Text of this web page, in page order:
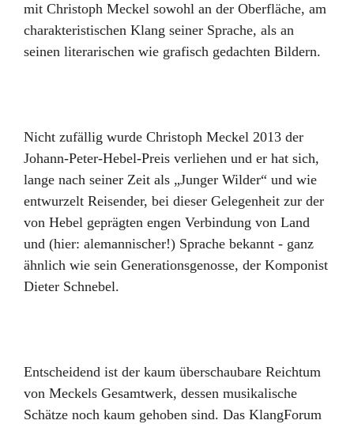
mit Christoph Meckel sowohl an der Oberfläche, am
charakteristischen Klang seiner Sprache, als an
seinen literarischen wie grafisch gedachten Bildern.
Nicht zufällig wurde Christoph Meckel 2013 der
Johann-Peter-Hebel-Preis verliehen und er hat sich,
lange nach seiner Zeit als „Junger Wilder“ und wie
entwurzelt Reisender, bei dieser Gelegenheit zur der
von Hebel geprägten engen Verbindung von Land
und (hier: alemannischer!) Sprache bekannt - ganz
ähnlich wie sein Generationsgenosse, der Komponist
Dieter Schnebel.
Entscheidend ist der kaum überschaubare Reichtum
von Meckels Gesamtwerk, dessen musikalische
Schätze noch kaum gehoben sind. Das KlangForum